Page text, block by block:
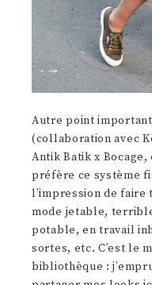
Autre point
(collaboration avec
Antik Batik x
préfère ce système
l’impression de
mode jetable,
potable, en travail
sortes, etc. C’est le
bibliothèque :